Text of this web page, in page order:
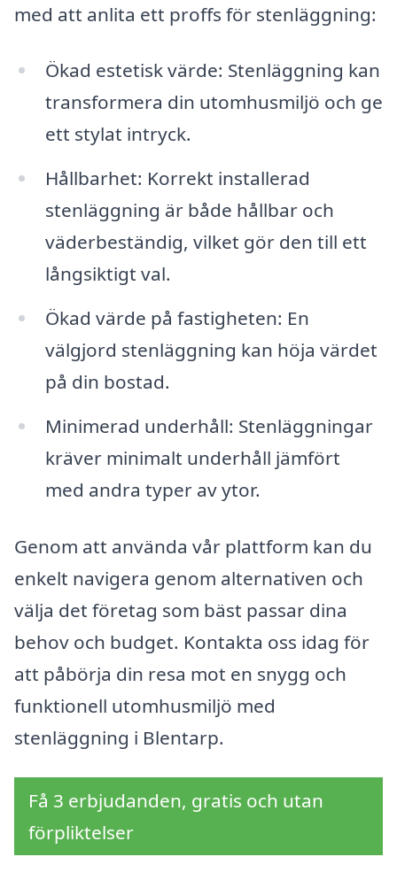
med att anlita ett proffs för stenläggning:
Ökad estetisk värde: Stenläggning kan
transformera din utomhusmiljö och ge
ett stylat intryck.
Hållbarhet: Korrekt installerad
stenläggning är både hållbar och
väderbeständig, vilket gör den till ett
långsiktigt val.
Ökad värde på fastigheten: En
välgjord stenläggning kan höja värdet
på din bostad.
Minimerad underhåll: Stenläggningar
kräver minimalt underhåll jämfört
med andra typer av ytor.
Genom att använda vår plattform kan du
enkelt navigera genom alternativen och
välja det företag som bäst passar dina
behov och budget. Kontakta oss idag för
att påbörja din resa mot en snygg och
funktionell utomhusmiljö med
stenläggning i Blentarp.
Få 3 erbjudanden, gratis och utan
förpliktelser